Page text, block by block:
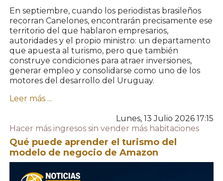
En septiembre, cuando los periodistas brasileños
recorran Canelones, encontrarán precisamente ese
territorio del que hablaron empresarios,
autoridades y el propio ministro: un departamento
que apuesta al turismo, pero que también
construye condiciones para atraer inversiones,
generar empleo y consolidarse como uno de los
motores del desarrollo del Uruguay.
Leer más ...
Lunes, 13 Julio 2026 17:15
Hacer más ingresos sin vender más habitaciones
Qué puede aprender el turismo del
modelo de negocio de Amazon